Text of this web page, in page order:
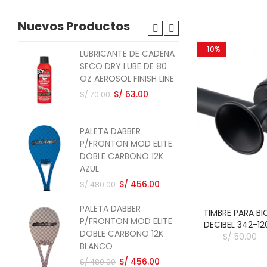
-10%
TIMBRE PARA
DECIBEL 342-
S/ 50.00
Nuevos Productos
LUBRICANTE DE CADENA
SECO DRY LUBE DE 80
OZ AEROSOL FINISH LINE
S/ 70.00 S/ 63.00
PALETA DABBER
P/FRONTON MOD ELITE
DOBLE CARBONO 12K
AZUL
S/ 480.00 S/ 456.00
PALETA DABBER
P/FRONTON MOD ELITE
DOBLE CARBONO 12K
BLANCO
S/ 480.00 S/ 456.00
S/
P/
P/